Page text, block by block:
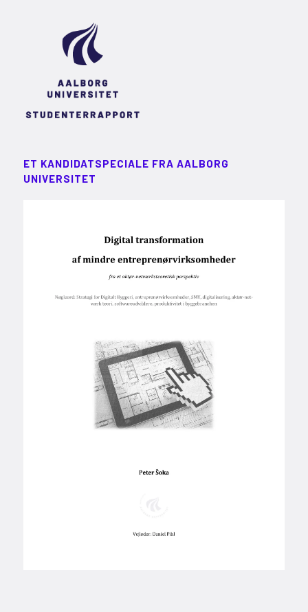
ET KANDIDATSPECIALE FRA AALBORG
UNIVERSITET